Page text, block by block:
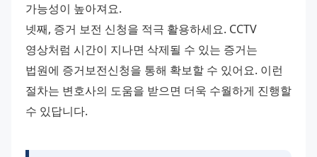
가능성이 높아져요.
넷째, 증거 보전 신청을 적극 활용하세요. CCTV
영상처럼 시간이 지나면 삭제될 수 있는 증거는
법원에 증거보전신청을 통해 확보할 수 있어요. 이런
절차는 변호사의 도움을 받으면 더욱 수월하게 진행할
수 있답니다.